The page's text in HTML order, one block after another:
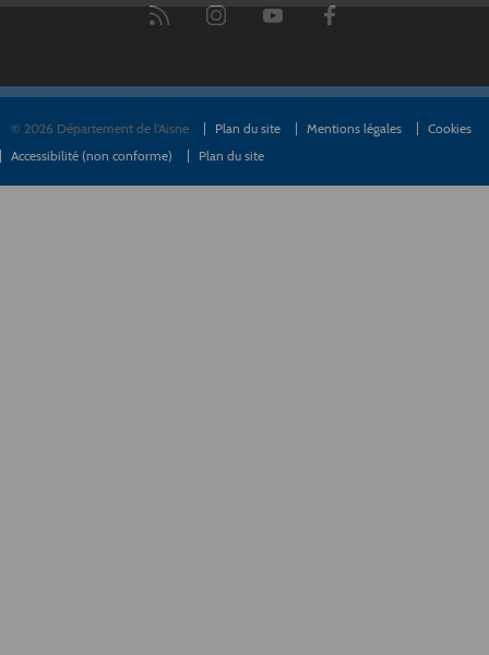
© 2026 Département de l'Aisne Plan du site Mentions légales
Cookies
Accessibilité (non conforme)
Plan du site